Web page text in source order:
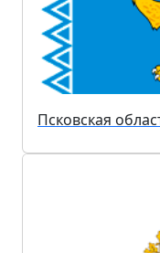
Псковская